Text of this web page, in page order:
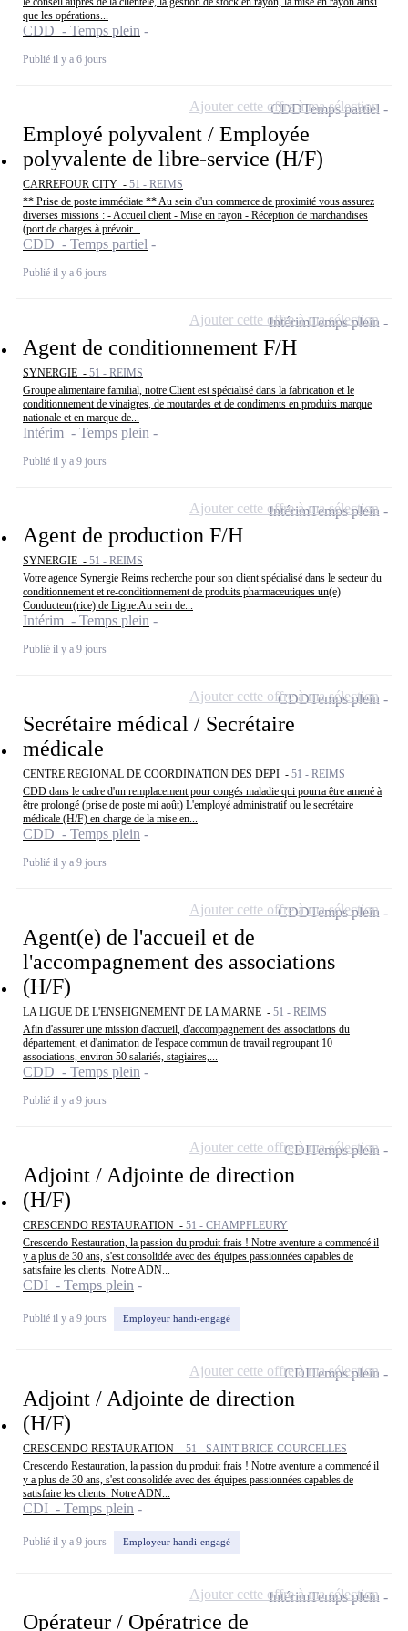
que les opérations...
CDD - Temps plein
Publié il y a 6 jours
Employé polyvalent / Employée
polyvalente de libre-service (H/F)
CARREFOUR CITY - 51 - REIMS
** Prise de poste immédiate ** Au sein d'un commerce de proximité vous assurez
diverses missions : - Accueil client - Mise en rayon - Réception de marchandises
(port de charges à prévoir...
CDD - Temps partiel
Publié il y a 6 jours
CDDTemps partiel
Ajouter cette offre à ma sélection
Agent de conditionnement F/H
SYNERGIE - 51 - REIMS
Groupe alimentaire familial, notre Client est spécialisé dans la fabrication et le
conditionnement de vinaigres, de moutardes et de condiments en produits marque
nationale et en marque de...
Intérim - Temps plein
Publié il y a 9 jours
IntérimTemps plein
Ajouter cette offre à ma sélection
Agent de production F/H
SYNERGIE - 51 - REIMS
Votre agence Synergie Reims recherche pour son client spécialisé dans le secteur du
conditionnement et re-conditionnement de produits pharmaceutiques un(e)
Conducteur(rice) de Ligne.Au sein de...
Intérim - Temps plein
Publié il y a 9 jours
IntérimTemps plein
Ajouter cette offre à ma sélection
Secrétaire médical / Secrétaire
médicale
CENTRE REGIONAL DE COORDINATION DES DEPI - 51 - REIMS
CDD dans le cadre d'un remplacement pour congés maladie qui pourra être amené à
être prolongé (prise de poste mi août) L'employé administratif ou le secrétaire
médicale (H/F) en charge de la mise en...
CDD - Temps plein
Publié il y a 9 jours
CDDTemps plein
Ajouter cette offre à ma sélection
Agent(e) de l'accueil et de
l'accompagnement des associations
(H/F)
LA LIGUE DE L'ENSEIGNEMENT DE LA MARNE - 51 - REIMS
Afin d'assurer une mission d'accueil, d'accompagnement des associations du
département, et d'animation de l'espace commun de travail regroupant 10
associations, environ 50 salariés, stagiaires,...
CDD - Temps plein
Publié il y a 9 jours
CDDTemps plein
Ajouter cette offre à ma sélection
Adjoint / Adjointe de direction
(H/F)
CRESCENDO RESTAURATION - 51 - CHAMPFLEURY
Crescendo Restauration, la passion du produit frais ! Notre aventure a commencé il
y a plus de 30 ans, s'est consolidée avec des équipes passionnées capables de
satisfaire les clients. Notre ADN...
CDI - Temps plein
Publié il y a 9 jours Employeur handi-engagé
CDITemps plein
Ajouter cette offre à ma sélection
Adjoint / Adjointe de direction
(H/F)
CRESCENDO RESTAURATION - 51 - SAINT-BRICE-COURCELLES
Crescendo Restauration, la passion du produit frais ! Notre aventure a commencé il
y a plus de 30 ans, s'est consolidée avec des équipes passionnées capables de
satisfaire les clients. Notre ADN...
CDI - Temps plein
Publié il y a 9 jours Employeur handi-engagé
CDITemps plein
Ajouter cette offre à ma sélection
Opérateur / Opératrice de
IntérimTemps plein
Ajouter cette offre à ma sélection